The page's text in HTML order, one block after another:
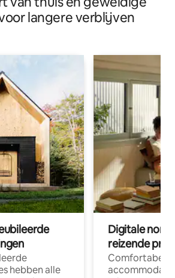
langere verblijven
hebben alle
Digitale
reizende
Comfortabele